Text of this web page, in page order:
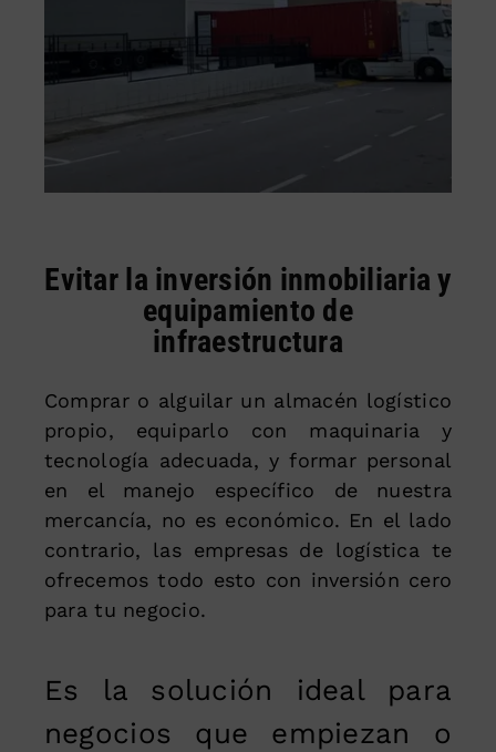
Evitar la inversión inmobiliaria y
equipamiento de
infraestructura
Comprar o alguilar un almacén logístico
propio, equiparlo con maquinaria y
tecnología adecuada, y formar personal
en el manejo específico de nuestra
mercancía, no es económico. En el lado
contrario, las empresas de logística te
ofrecemos todo esto con inversión cero
para tu negocio.
Es la solución ideal para
negocios que empiezan o